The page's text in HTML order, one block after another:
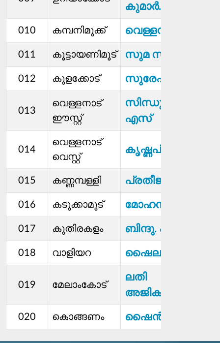
കുമാര്‍. റ്റി
010 കമ്പനിമുക്ക് വെള്ളനാട് ശശി
011 കൂട്ടായണിമൂട് സുമ സതീശൻ
012 കുളക്കോട് സുരേഷ്. വി
013
വെള്ളനാട്
ഈസ്റ്റ്
സിന്ധു. ജി.
എസ്
014
വെള്ളനാട്
വെസ്റ്റ്
കൃഷ്ണപ്രിയ. ജി
015 കണ്ണമ്പള്ളി പ്രതീജ. എൽ
016 കടുക്കാമൂട് മോഹനന്‍. പി
017 കുതിരകളം ബിന്ദു. എസ്
018 വാളിയറ ഷൈലജ. കെ
019 മേലാംകോട്
ലതി
അജികുമാർ
020 കൊങ്ങണം ഷൈന്‍. സി